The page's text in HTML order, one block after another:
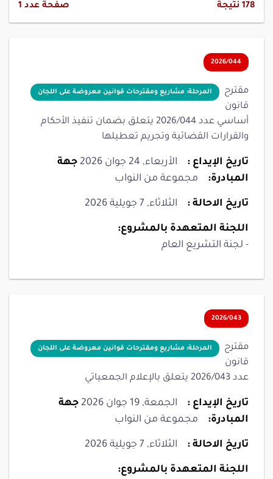
178 نتيجة صفحة عدد 1
2026/044
المرحلة: مشاريع ومقترحات قوانين معروضة على اللجان
مقترح
قانون
أساسي عدد 2026/044 يتعلق بضمان تنفيذ الأحكام
والقرارات القضائية وتجريم تعطيلها
تاريخ الإيداع : الأربعاء, 24 جوان 2026
جهة
المبادرة:
مجموعة من النواب
تاريخ الاحالة : الثلاثاء, 7 جويلية 2026
اللجنة المتعهدة بالمشروع:
- لجنة التشريع العام
2026/043
المرحلة: مشاريع ومقترحات قوانين معروضة على اللجان
مقترح
قانون
عدد 2026/043 يتعلق بالإعلام الجمعياتي
تاريخ الإيداع : الجمعة, 19 جوان 2026
جهة
المبادرة:
مجموعة من النواب
تاريخ الاحالة : الثلاثاء, 7 جويلية 2026
اللجنة المتعهدة بالمشروع: